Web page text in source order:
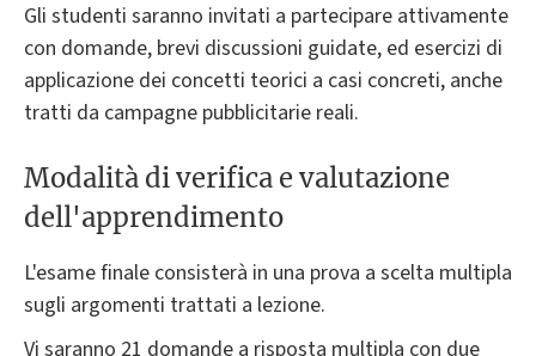
Gli studenti saranno invitati a partecipare attivamente
con domande, brevi discussioni guidate, ed esercizi di
applicazione dei concetti teorici a casi concreti, anche
tratti da campagne pubblicitarie reali.
Modalità di verifica e valutazione
dell'apprendimento
L'esame finale consisterà in una prova a scelta multipla
sugli argomenti trattati a lezione.
Vi saranno 21 domande a risposta multipla con due